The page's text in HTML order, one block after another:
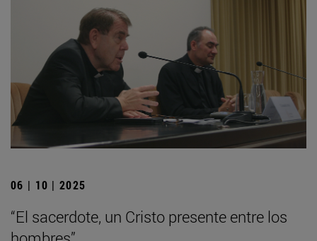
06 | 10 | 2025
“El sacerdote, un Cristo presente entre los